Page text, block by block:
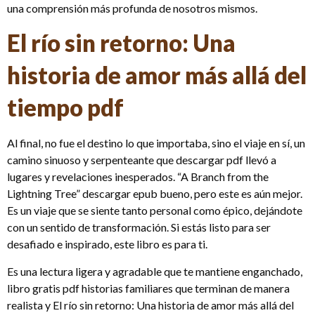
una comprensión más profunda de nosotros mismos.
El río sin retorno: Una
historia de amor más allá del
tiempo pdf
Al final, no fue el destino lo que importaba, sino el viaje en sí, un
camino sinuoso y serpenteante que descargar pdf llevó a
lugares y revelaciones inesperados. “A Branch from the
Lightning Tree” descargar epub bueno, pero este es aún mejor.
Es un viaje que se siente tanto personal como épico, dejándote
con un sentido de transformación. Si estás listo para ser
desafiado e inspirado, este libro es para ti.
Es una lectura ligera y agradable que te mantiene enganchado,
libro gratis pdf historias familiares que terminan de manera
realista y El río sin retorno: Una historia de amor más allá del